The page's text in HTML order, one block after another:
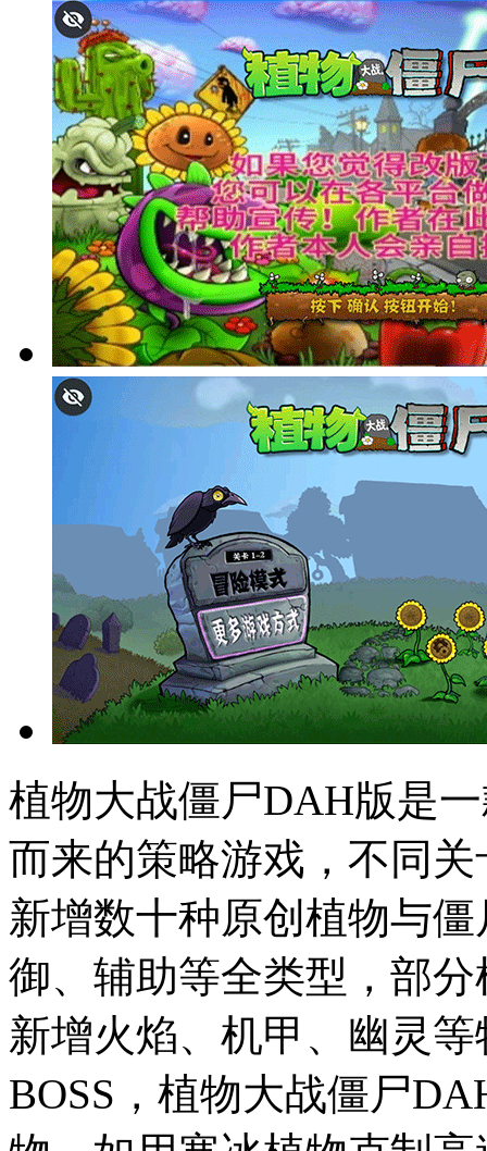
植物大战僵尸DAH版是
而来的策略游戏，不同
新增数十种原创植物与
御、辅助等全类型，部
新增火焰、机甲、幽灵
BOSS，植物大战僵尸